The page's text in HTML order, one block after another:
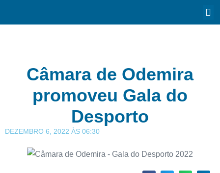
Câmara de Odemira
promoveu Gala do
Desporto
DEZEMBRO 6, 2022 ÀS 06:30